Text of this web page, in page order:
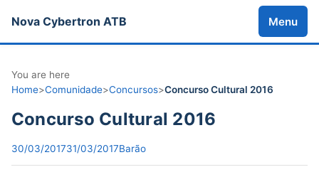
Nova Cybertron ATB Menu
You are here
Home>Comunidade>Concursos>Concurso Cultural 2016
Concurso Cultural 2016
30/03/201731/03/2017Barão